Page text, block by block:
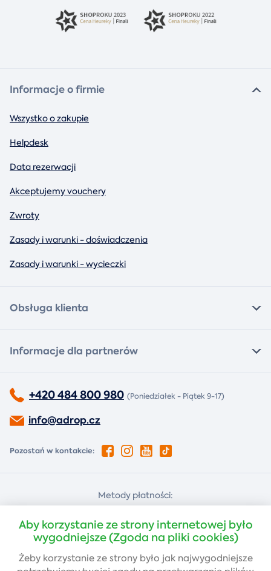
Informacje o firmie
Wszystko o zakupie
Helpdesk
Data rezerwacji
Akceptujemy vouchery
Zwroty
Zasady i warunki - doświadczenia
Zasady i warunki - wycieczki
Obsługa klienta
Informacje dla partnerów
+420 484 800 980 (Poniedziałek - Piątek 9-17)
info@adrop.cz
Pozostań w kontakcie:
Metody płatności:
Za pobraniem Płatność kartą
Przelew bankowy
Aby korzystanie ze strony internetowej było
wygodniejsze (Zgoda na pliki cookies)
Żeby korzystanie ze strony było jak najwygodniejsze